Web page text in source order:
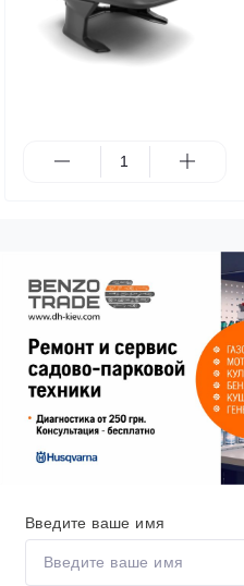
Введите ваше имя